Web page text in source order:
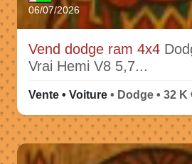
06/07/2026
Vend dodge ram 4x4
Vrai Hemi V8 5,7...
Vente • Voiture • Dodge • 32 K